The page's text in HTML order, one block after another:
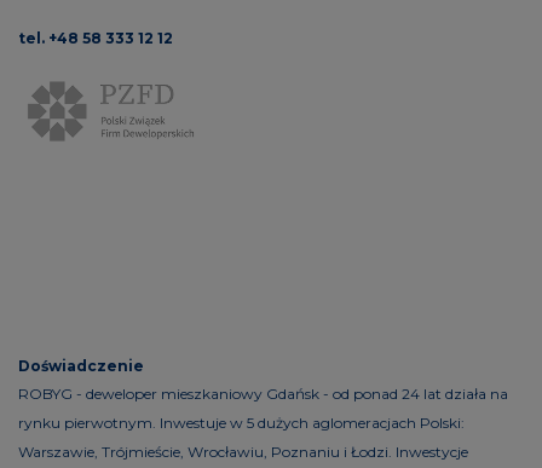
tel. +48 58 333 12 12
Doświadczenie
ROBYG - deweloper mieszkaniowy Gdańsk - od ponad 24 lat działa na
rynku pierwotnym. Inwestuje w 5 dużych aglomeracjach Polski:
Warszawie, Trójmieście, Wrocławiu, Poznaniu i Łodzi. Inwestycje